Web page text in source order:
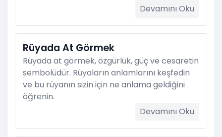
Devamını Oku
Rüyada At Görmek
Rüyada at görmek, özgürlük, güç ve cesaretin
sembolüdür. Rüyaların anlamlarını keşfedin
ve bu rüyanın sizin için ne anlama geldiğini
öğrenin.
Devamını Oku